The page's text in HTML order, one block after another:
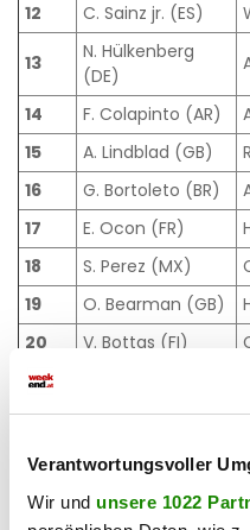
Verantwortungsvoller
Wir und unsere 1022
12
C. Sainz jr. (ES)
13
N. Hülkenberg
(DE)
14 F. Colapinto (AR)
15
A. Lindblad (GB)
16
G. Bortoleto (BR)
17
E. Ocon (FR)
18
S. Perez (MX)
19
O. Bearman (GB)
20
V. Bottas (FI)
21
22
L. Stroll (CA)
Das Rennen am Sonntag
engen Zeitabstände an der